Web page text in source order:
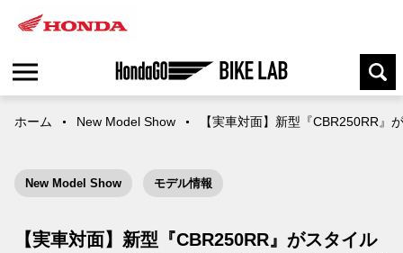
ホーム New Model Show 【実車対面】新型『CBR250RR
New Model Show モデル情報
【実車対面】新型『CBR250RR』がスタイル